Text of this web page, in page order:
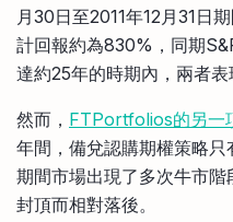
月30日至2011年12月31日
計回報約為830%，同期
達約25年的時期內，兩者表
然而， FTPortfolios的另一
年間，備兌認購期權策略
期間市場出現了多次牛市
封頂而相對落後。